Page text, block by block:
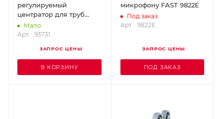
регулируемый
центратор для труб
диаметрами от 130 мм и
от 200 мм. MINCAM
Мало
Арт. : 93731
ЗАПРОС ЦЕНЫ
В КОРЗИНУ
микрофону FAST 9822E
Под заказ
Арт. : 9822E
ЗАПРОС ЦЕНЫ
ПОД ЗАКАЗ